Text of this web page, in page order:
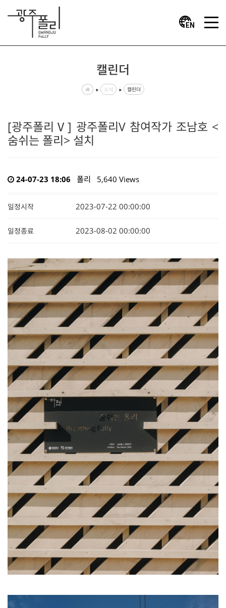
캘린더
소식 캘린더
[광주폴리Ⅴ] 광주폴리V 참여작가 조남호 <
숨쉬는 폴리> 설치
24-07-23 18:06 폴리 5,640 Views
일정시작 2023-07-22 00:00:00
일정종료 2023-08-02 00:00:00